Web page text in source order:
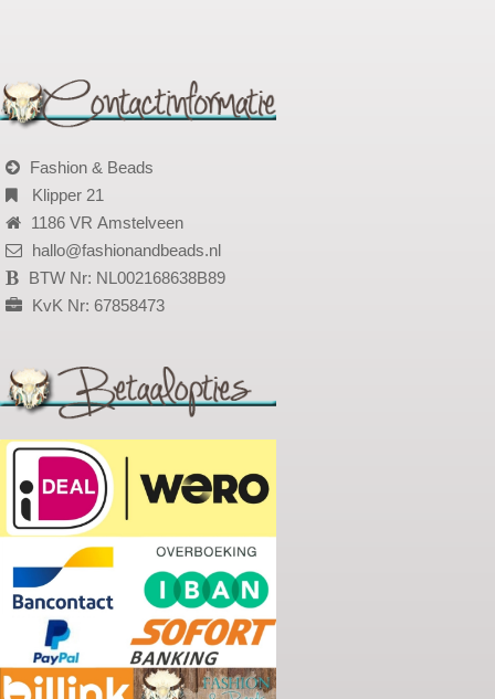
Fashion & Beads
Klipper 21
1186 VR Amstelveen
hallo@fashionandbeads.nl
BTW Nr: NL002168638B89
KvK Nr: 67858473